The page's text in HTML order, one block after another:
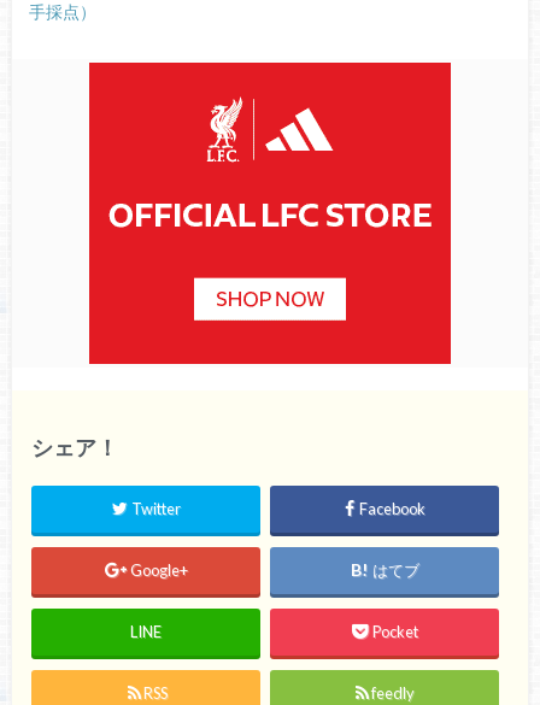
手採点）
シェア！
Twitter Facebook
Google+ はてブ
LINE Pocket
RSS feedly